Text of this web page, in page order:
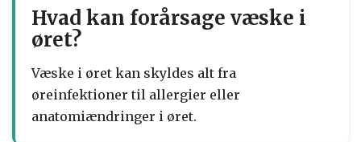
Hvad kan forårsage væske i
øret?
Væske i øret kan skyldes alt fra
øreinfektioner til allergier eller
anatomiændringer i øret.